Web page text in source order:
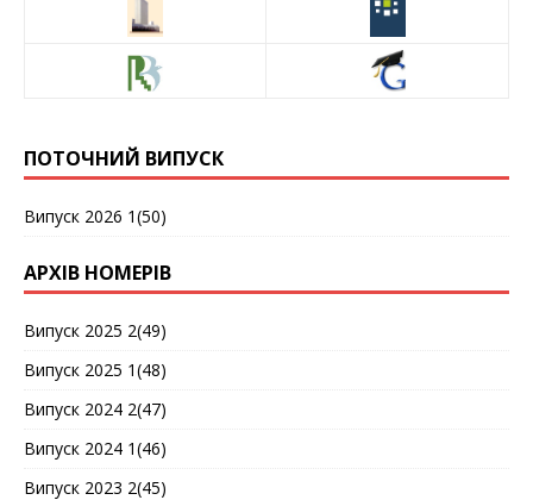
ПОТОЧНИЙ ВИПУСК
Випуск 2026 1(50)
АРХІВ НОМЕРІВ
Випуск 2025 2(49)
Випуск 2025 1(48)
Випуск 2024 2(47)
Випуск 2024 1(46)
Випуск 2023 2(45)